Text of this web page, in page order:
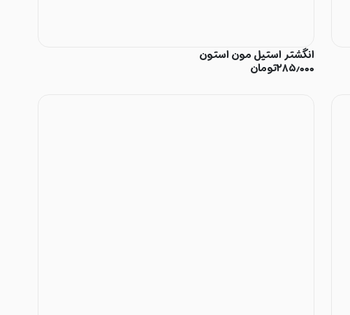
انگشتر استیل مون استون
۲۸۵٫۰۰۰تومان